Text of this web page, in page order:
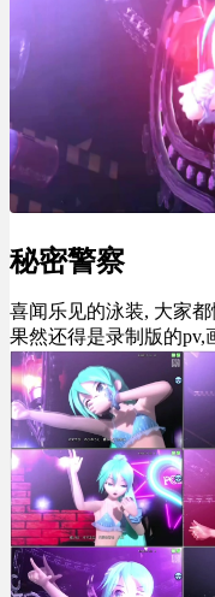
秘密警察
喜闻乐见的泳装, 大家
果然还得是录制版的pv,